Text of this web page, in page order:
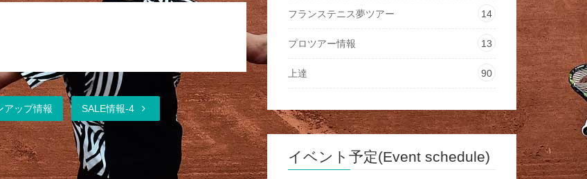
アップ情報 SALE情報-4
フランステニス夢ツアー 14
プロツアー情報 13
上達 90
イベント予定(Event schedule)